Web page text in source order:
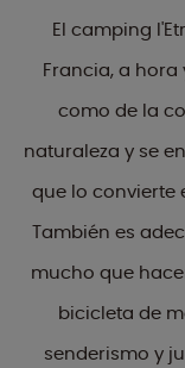
El camping
Francia, a
como de la
naturaleza y se
que lo convierte
También es
mucho que
bicicleta de
senderismo y